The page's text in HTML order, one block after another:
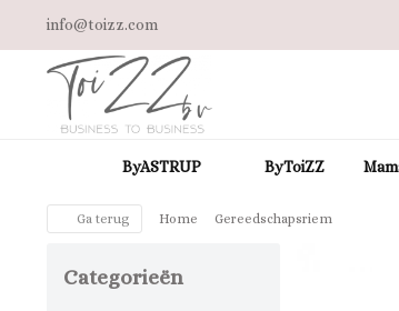
info@toizz.com
ByASTRUP ByToiZZ
Ga terug Home Gereedschapsriem
Categorieën